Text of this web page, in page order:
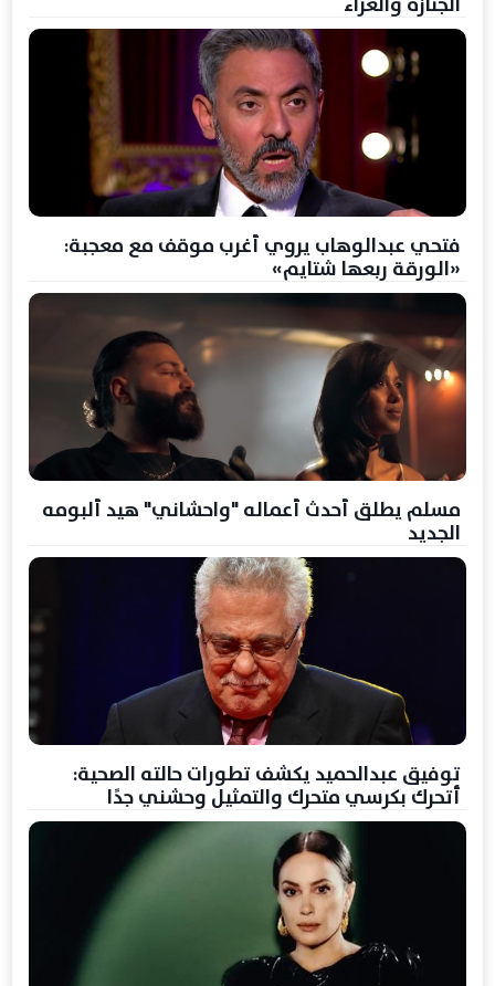
فتحي عبدالوهاب يروي أغرب موقف مع معجبة:
«الورقة ربعها شتايم»
مسلم يطلق أحدث أعماله "واحشاني" هيد ألبومه
الجديد
توفيق عبدالحميد يكشف تطورات حالته الصحية:
أتحرك بكرسي متحرك والتمثيل وحشني جدًا